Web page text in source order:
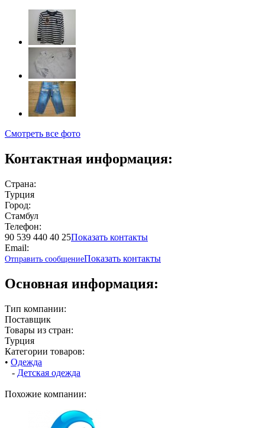
Смотреть все фото
Контактная информация:
Страна:
Турция
Город:
Стамбул
Телефон:
90 539 440 40 25Показать контакты
Email:
Отправить сообщениеПоказать контакты
Основная информация:
Тип компании:
Поставщик
Товары из стран:
Турция
Категории товаров:
• Одежда
- Детская одежда
Похожие компании: